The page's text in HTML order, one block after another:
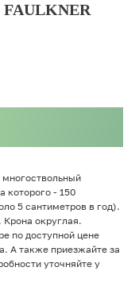
которого - 150
5 сантиметров в год).
Крона округлая.
по доступной цене
А также приезжайте за
уточняйте у